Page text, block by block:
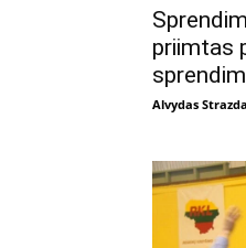
priimtas
Alvydas